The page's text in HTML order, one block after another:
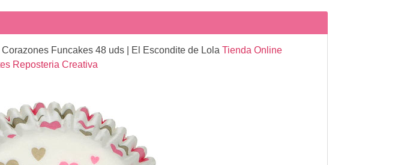
Funcakes 48 uds| El Escondite de Lola Tienda Online
Reposteria Creativa